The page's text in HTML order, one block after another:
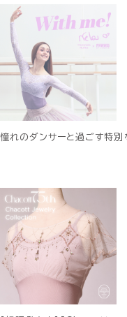
憧れのダンサーと過ごす特別